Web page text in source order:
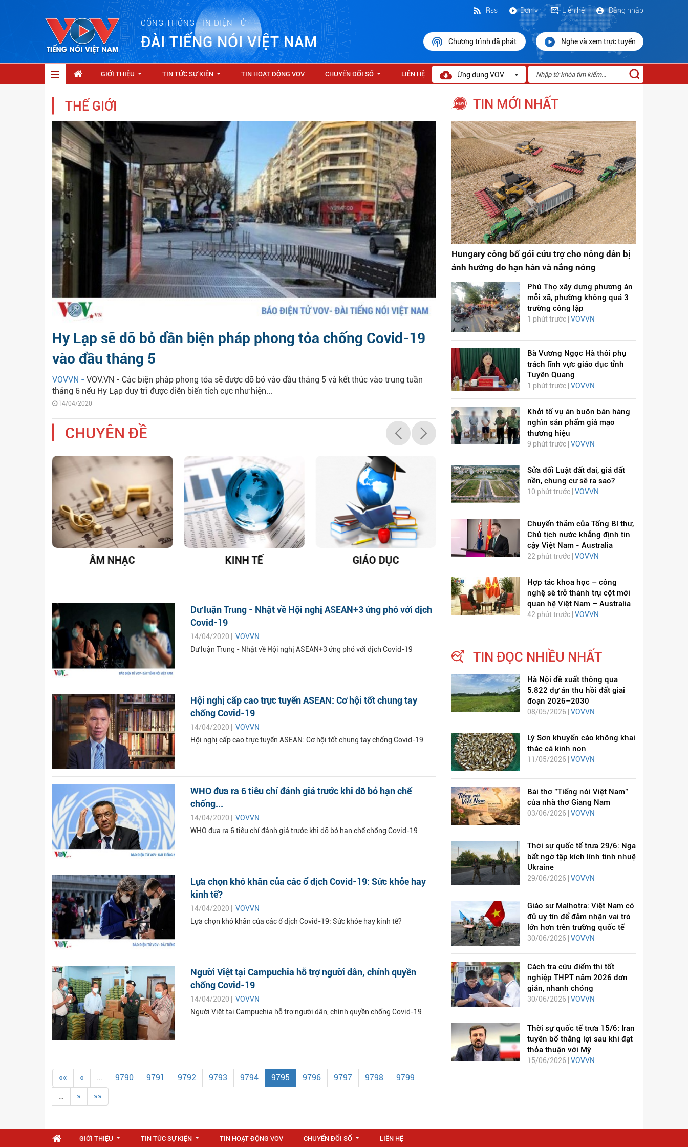
CỔNG THÔNG TIN ĐIỆN TỬ
ĐÀI TIẾNG NÓI VIỆT NAM
Đăng nhập
Liên hệ
Đơn vị
Rss
Chương trình đã phát Nghe và xem trực tuyến
GIỚI THIỆU TIN TỨC SỰ KIỆN TIN HOẠT ĐỘNG VOV CHUYỂN ĐỔI SỐ LIÊN HỆ Ứng dụng VOV
THẾ GIỚI
Hy Lạp sẽ dỡ bỏ dần biện pháp phong tỏa chống Covid-19
vào đầu tháng 5
VOVVN - VOV.VN - Các biện pháp phong tỏa sẽ được dỡ bỏ vào đầu tháng 5 và kết thúc vào trung tuần
tháng 6 nếu Hy Lạp duy trì được diễn biến tích cực như hiện...
14/04/2020
CHUYÊN ĐỀ
ÂM NHẠC KINH TẾ GIÁO DỤC
DỊCH VIÊM PHỔI COVID-
19
HÁT LÊN VIỆT NAM
Dư luận Trung - Nhật về Hội nghị ASEAN+3 ứng phó với dịch
Covid-19
14/04/2020 | VOVVN
Dư luận Trung - Nhật về Hội nghị ASEAN+3 ứng phó với dịch Covid-19
Hội nghị cấp cao trực tuyến ASEAN: Cơ hội tốt chung tay
chống Covid-19
14/04/2020 | VOVVN
Hội nghị cấp cao trực tuyến ASEAN: Cơ hội tốt chung tay chống Covid-19
WHO đưa ra 6 tiêu chí đánh giá trước khi dỡ bỏ hạn chế
chống...
14/04/2020 | VOVVN
WHO đưa ra 6 tiêu chí đánh giá trước khi dỡ bỏ hạn chế chống Covid-19
Lựa chọn khó khăn của các ổ dịch Covid-19: Sức khỏe hay
kinh tế?
14/04/2020 | VOVVN
Lựa chọn khó khăn của các ổ dịch Covid-19: Sức khỏe hay kinh tế?
Người Việt tại Campuchia hỗ trợ người dân, chính quyền
chống Covid-19
14/04/2020 | VOVVN
Người Việt tại Campuchia hỗ trợ người dân, chính quyền chống Covid-19
«« « … 9790 9791 9792 9793 9794 9795 9796 9797 9798
9799
…
» »»
TIN MỚI NHẤT
Hungary công bố gói cứu trợ cho nông dân bị
ảnh hưởng do hạn hán và nắng nóng
Phú Thọ xây dựng phương án
mỗi xã, phường không quá 3
trường công lập
1 phút trước | VOVVN
Bà Vương Ngọc Hà thôi phụ
trách lĩnh vực giáo dục tỉnh
Tuyên Quang
1 phút trước | VOVVN
Khởi tố vụ án buôn bán hàng
nghìn sản phẩm giả mạo
thương hiệu
9 phút trước | VOVVN
Sửa đổi Luật đất đai, giá đất
nền, chung cư sẽ ra sao?
10 phút trước | VOVVN
Chuyến thăm của Tổng Bí thư,
Chủ tịch nước khẳng định tin
cậy Việt Nam - Australia
22 phút trước | VOVVN
Hợp tác khoa học – công
nghệ sẽ trở thành trụ cột mới
quan hệ Việt Nam – Australia
42 phút trước | VOVVN
TIN ĐỌC NHIỀU NHẤT
Hà Nội đề xuất thông qua
5.822 dự án thu hồi đất giai
đoạn 2026–2030
08/05/2026 | VOVVN
Lý Sơn khuyến cáo không khai
thác cá kình non
11/05/2026 | VOVVN
Bài thơ "Tiếng nói Việt Nam"
của nhà thơ Giang Nam
03/06/2026 | VOVVN
Thời sự quốc tế trưa 29/6: Nga
bất ngờ tập kích lính tinh nhuệ
Ukraine
29/06/2026 |VOVVN
Giáo sư Malhotra: Việt Nam có
đủ uy tín để đảm nhận vai trò
lớn hơn trên trường quốc tế
30/06/2026 | VOVVN
Cách tra cứu điểm thi tốt
nghiệp THPT năm 2026 đơn
giản, nhanh chóng
30/06/2026 | VOVVN
Thời sự quốc tế trưa 15/6: Iran
tuyên bố thắng lợi sau khi đạt
thỏa thuận với Mỹ
15/06/2026 | VOVVN
GIỚI THIỆU TIN TỨC SỰ KIỆN TIN HOẠT ĐỘNG VOV CHUYỂN ĐỔI SỐ LIÊN HỆ